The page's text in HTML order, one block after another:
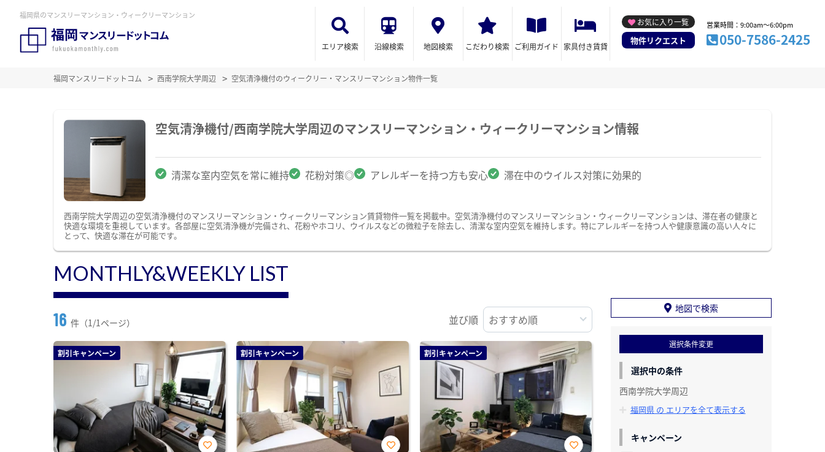
福岡県のマンスリーマンション・ウィークリーマンション
エリア検索 沿線検索 地図検索 こだわり検索 ご利用ガイド 家具付き賃貸
お気に入り一覧
物件リクエスト
営業時間：9:00am～6:00pm
050-7586-2425
福岡マンスリードットコム 西南学院大学周辺 空気清浄機付のウィークリー・マンスリーマンション物件一覧
空気清浄機付/西南学院大学周辺のマンスリーマンション・ウィークリーマンション情報
清潔な室内空気を常に維持 花粉対策◎ アレルギーを持つ方も安心 滞在中のウイルス対策に効果的
西南学院大学周辺の空気清浄機付のマンスリーマンション・ウィークリーマンション賃貸物件一覧を掲載中。空気清浄機付のマンスリーマンション・ウィークリーマンションは、滞在者の健康と
快適な環境を重視しています。各部屋に空気清浄機が完備され、花粉やホコリ、ウイルスなどの微粒子を除去し、清潔な室内空気を維持します。特にアレルギーを持つ人や健康意識の高い人々に
とって、快適な滞在が可能です。
MONTHLY&WEEKLY LIST
16 件（1/1ページ） 並び順
割引キャンペーン 割引キャンペーン 割引キャンペーン
地図で検索
選択条件変更
選択中の条件
西南学院大学周辺
福岡県 の エリアを全て表示する
キャンペーン